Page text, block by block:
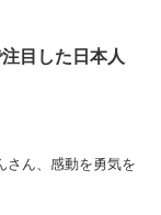
目した日本人
さん、感動を勇気を